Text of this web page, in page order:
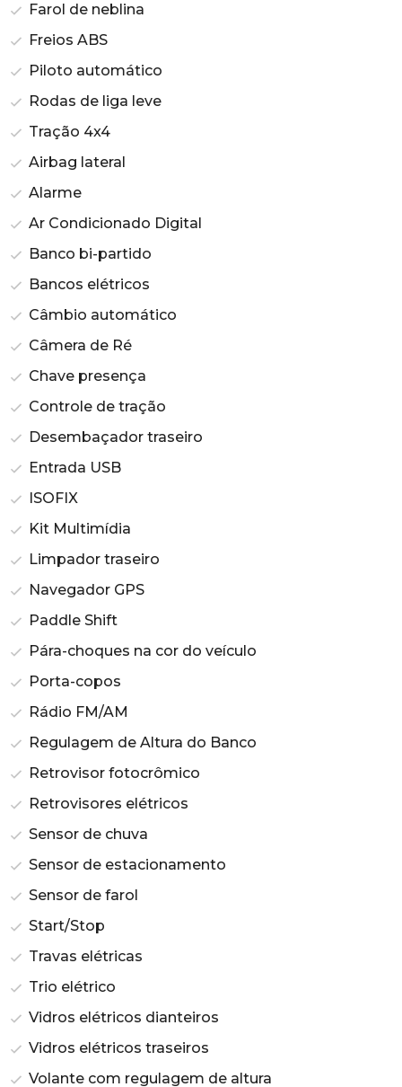
Farol de neblina
Freios ABS
Piloto automático
Rodas de liga leve
Tração 4x4
Airbag lateral
Alarme
Ar Condicionado Digital
Banco bi-partido
Bancos elétricos
Câmbio automático
Câmera de Ré
Chave presença
Controle de tração
Desembaçador traseiro
Entrada USB
ISOFIX
Kit Multimídia
Limpador traseiro
Navegador GPS
Paddle Shift
Pára-choques na cor do veículo
Porta-copos
Rádio FM/AM
Regulagem de Altura do Banco
Retrovisor fotocrômico
Retrovisores elétricos
Sensor de chuva
Sensor de estacionamento
Sensor de farol
Start/Stop
Travas elétricas
Trio elétrico
Vidros elétricos dianteiros
Vidros elétricos traseiros
Volante com regulagem de altura